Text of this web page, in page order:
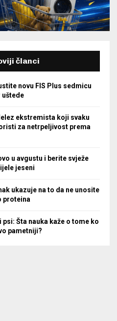
članci
novu FIS Plus sedmicu
uštede
ekstremista koji svaku
za netrpeljivost prema
u avgustu i berite svježe
jeseni
ukazuje na to da ne unosite
proteina
psi: Šta nauka kaže o tome ko
pametniji?